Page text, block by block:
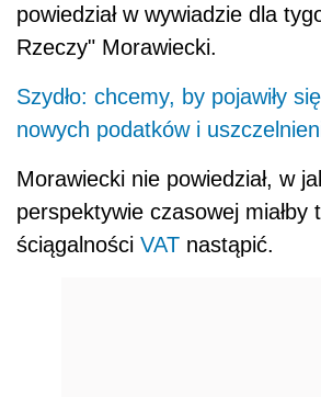
powiedział w wywiadzie dla
Rzeczy" Morawiecki.
Szydło: chcemy, by pojawiły
nowych podatków i
Morawiecki nie powiedział, w
perspektywie czasowej miałby
ściągalności VAT nastąpić.